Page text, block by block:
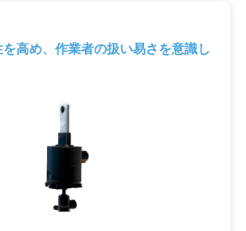
高め、作業者の扱い易さを意識し